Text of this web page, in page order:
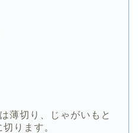
薄切り、じゃがいもと
ります。